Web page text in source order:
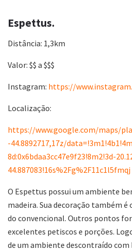
Espettus.
Distância: 1,3km
Valor: $$ a $$$
Instagram: https://
Localização:
https://www.google.com/maps/
-44.8892717,17z/
8d:0x6bdaa3cc47e9f23!8m2!3d-
44.887083!16s%2Fg%2F11c1l5fmqj
O Espettus possui um ambiente
madeira. Sua decoração também
do convencional. Outros pontos
excelentes petiscos e porções.
de um ambiente descontraído com